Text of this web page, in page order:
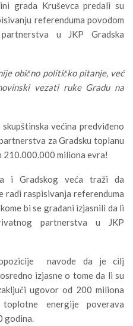
grada Kruševca predali su
referenduma povodom
u JKP Gradska
obično političko pitanje, već
vezati ruke Gradu na
većina predviđeno
za Gradsku toplanu
210.000.000 miliona evra!
i Gradskog veća traži da
radi raspisivanja referenduma
bi se građani izjasnili da li
partnerstva u JKP
navode da je cilj
izjasne o tome da li su
ugovor od 200 miliona
energije poverava
godina.